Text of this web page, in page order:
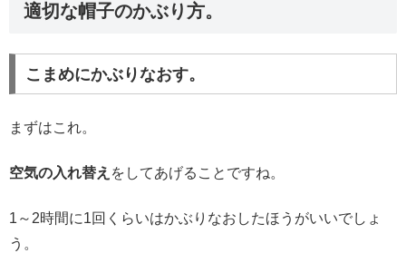
適切な帽子のかぶり方。
こまめにかぶりなおす。
まずはこれ。
空気の入れ替え をしてあげることですね。
1～2時間に1回くらいはかぶりなおしたほうがいいでしょ
う。